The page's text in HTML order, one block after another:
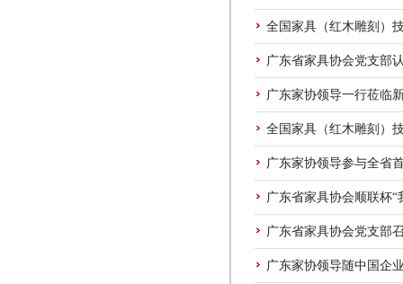
全国家具（红木雕刻）
广东省家具协会党支部
广东家协领导一行莅临
全国家具（红木雕刻）
广东家协领导参与全省
广东省家具协会顺联杯
广东省家具协会党支部
广东家协领导随中国企